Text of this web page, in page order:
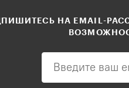
НА EMAIL-